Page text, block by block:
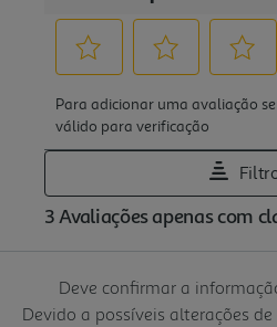
Deve confirmar a
Devido a possíveis alterações